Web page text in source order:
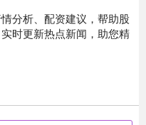
分析、配资建议，帮助股
时更新热点新闻，助您精